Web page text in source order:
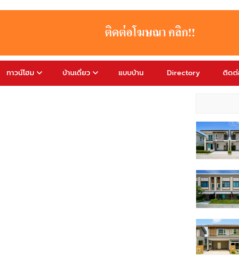
ทาวน์โฮม บ้านเดี่ยว แบบบ้าน Directory ติดต่